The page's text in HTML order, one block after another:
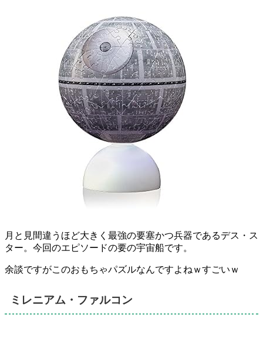
月と見間違うほど大きく最強の要塞かつ兵器であるデス・ス
ター。今回のエピソードの要の宇宙船です。
余談ですがこのおもちゃパズルなんですよねｗすごいｗ
ミレニアム・ファルコン